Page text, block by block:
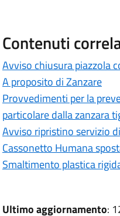
Contenuti
Avviso chiusura piazzola
A proposito di Zanzare
Provvedimenti per la
particolare dalla zanzara
Avviso ripristino servizio
Cassonetto Humana
Smaltimento plastica
Ultimo aggiornamento: